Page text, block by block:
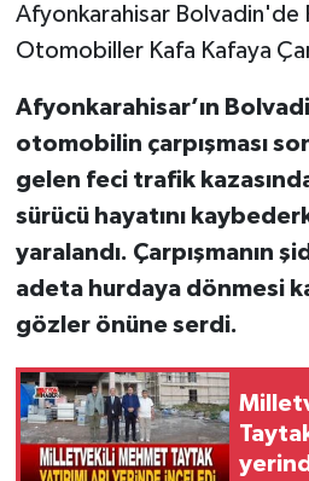
Afyonkarahisar Bolvadin'de
Otomobiller Kafa Kafaya
Afyonkarahisar’ın
otomobilin çarpışması
gelen feci trafik
sürücü hayatını
yaralandı. Çarpışmanın
adeta hurdaya dönmesi
gözler önüne serdi.